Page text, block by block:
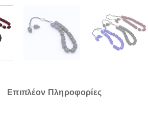
Επιπλέον Πληροφορίες